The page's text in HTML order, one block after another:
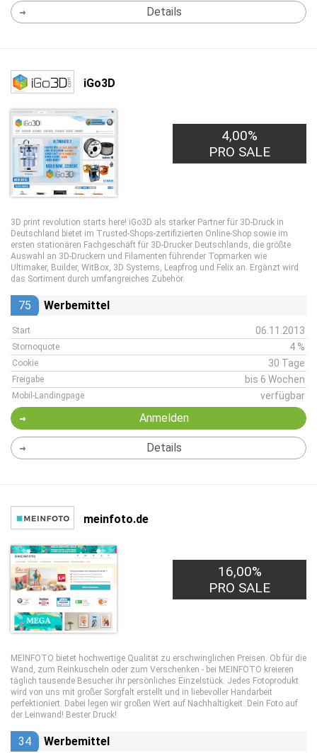
Details
iGo3D
4,00%
PRO SALE
3D print revolution starts here! iGo3D als starker Partner für 3D-Druck in
Deutschland bietet im Trusted-Shops-zertifizierten Online-Shop sowie im
ersten stationären Fachgeschäft für 3D-Drucker Deutschlands, die größte
Auswahl an 3D-Druckern und Filamenten führender Topmarken wie
Ultimaker, Builder, WitBox, 3D Systems, Leapfrog und Felix an. Ergänzt wird
das Sortiment durch umfangreiches Zubehör.
75 Werbemittel
Start 06.11.2013
Stornoquote 4 %
Cookie 30 Tage
Freigabe bis 6 Wochen
Mobil-Landingpage verfügbar
Anmelden
Details
meinfoto.de
16,00%
PRO SALE
MEINFOTO bietet hochwertige Qualität zu erschwinglichen Preisen. Ob für die
Wand, zum Reinkuscheln oder zum Verschenken - bei MEINFOTO kreieren
täglich tausende Besucher ihr persönliches Einzelstück. Jedes Fotoprodukt
wird von uns mit großer Sorgfalt erstellt und in liebevoller Handarbeit
perfektioniert. Dabei legen wir großen Wert auf Nachhaltigkeit. Dein Foto auf
der Leinwand! Bester Druck!
34 Werbemittel